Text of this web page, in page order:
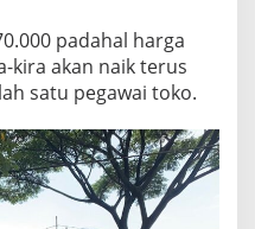
padahal harga
kira akan naik terus
satu pegawai toko.